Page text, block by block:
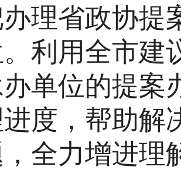
理省政协提
利用全市建
单位的提案
度，帮助解
全力增进理